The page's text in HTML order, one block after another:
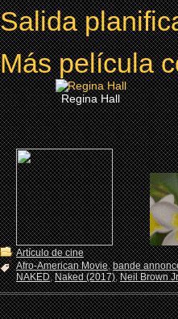
Salida
Más película
Regina Hall
Artículo de cine
Afro-American Movie,bande
NAKED,Naked (2017),Neil Brown